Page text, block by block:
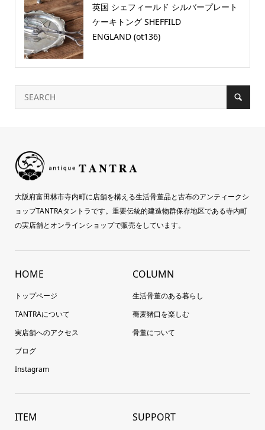
英国 シェフィールド シルバープレート
ケーキトング SHEFFILD
ENGLAND (ot136)
大阪府富田林市寺内町に店舗を構える生活骨董品と古布のアンティークシ
ョップTANTRAタントラです。重要伝統的建造物群保存地区である寺内町
の実店舗とオンラインショップで販売をしています。
HOME
トップページ
TANTRAについて
実店舗へのアクセス
ブログ
Instagram
COLUMN
生活骨董のある暮らし
蕎麦猪口を楽しむ
骨董について
ITEM SUPPORT